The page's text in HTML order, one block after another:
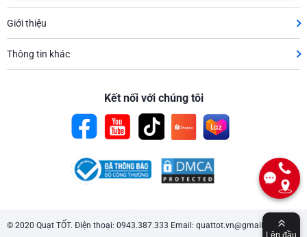
Giới thiệu
Thông tin khác
Kết nối với chúng tôi
© 2020 Quạt TỐT. Điện thoại: 0943.387.333 Email: quattot.vn@gmail.com.
Lên đầu